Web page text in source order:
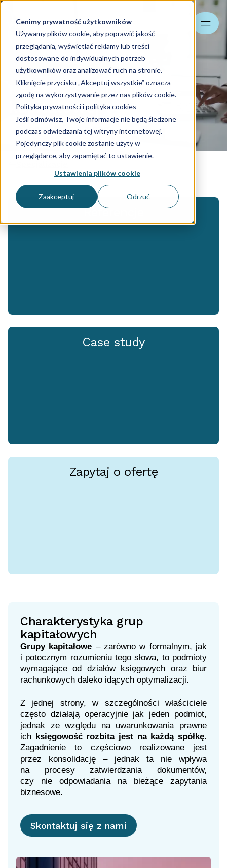
Cenimy prywatność użytkowników
Używamy plików cookie, aby poprawić jakość
przeglądania, wyświetlać reklamy lub treści
dostosowane do indywidualnych potrzeb
użytkowników oraz analizować ruch na stronie.
Kliknięcie przycisku „Akceptuj wszystkie” oznacza
zgodę na wykorzystywanie przez nas plików cookie.
Polityka prywatności i polityka cookies
Jeśli odmówisz, Twoje informacje nie będą śledzone
podczas odwiedzania tej witryny internetowej.
Pojedynczy plik cookie zostanie użyty w
przeglądarce, aby zapamiętać to ustawienie.
Ustawienia plików cookie
Zaakceptuj Odrzuć
Księgowość dla grupy
kapitałowej
Skontaktuj się z nami
Referencje
Case study
Zapytaj o ofertę
Charakterystyka grup
kapitałowych
Grupy kapitałowe – zarówno w formalnym, jak
i potocznym rozumieniu tego słowa, to podmioty
wymagające od działów księgowych oraz biur
rachunkowych daleko idących optymalizacji.
Z jednej strony, w szczególności właściciele
często działają operacyjnie jak jeden podmiot,
jednak ze względu na uwarunkowania prawne
ich księgowość rozbita jest na każdą spółkę.
Zagadnienie to częściowo realizowane jest
przez konsolidację – jednak ta nie wpływa
na procesy zatwierdzania dokumentów,
czy nie odpowiadania na bieżące zapytania
biznesowe.
Skontaktuj się z nami